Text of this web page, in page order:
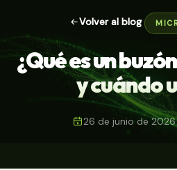
Volver al blog
¿Qué es un
y cuándo
26 de junio de 2026